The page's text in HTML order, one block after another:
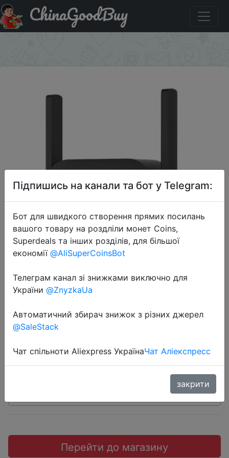
Придбати по знижці LUHOT20 Original Xiaomi Pro 300M
WiFi Amplifier for Mi Router
ChinaGoodBuy
2018-11-15
Amplifier for Mi Router
$8.99
Перейти до магазину
Підпишись на канали та бот у Telegram:
Бот для швидкого створення прямих посилань
вашого товару на роздліли монет Coins,
Superdeals та інших розділів, для більшої
економії @AliSuperCoinsBot
Телеграм канал зі знижками виключно для
України @ZnyzkaUa
Автоматичний збирач знижок з різних джерел
@SaleStack
Чат спільноти Aliexpress УкраїнаЧат Аліекспресс
закрити